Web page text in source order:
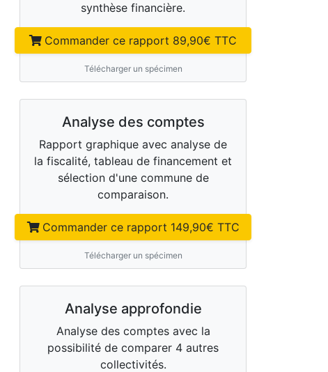
synthèse financière.
Commander ce rapport 89,90€ TTC
Télécharger un spécimen
Analyse des comptes
Rapport graphique avec analyse de
la fiscalité, tableau de financement et
sélection d'une commune de
comparaison.
Commander ce rapport 149,90€ TTC
Télécharger un spécimen
Analyse approfondie
Analyse des comptes avec la
possibilité de comparer 4 autres
collectivités.